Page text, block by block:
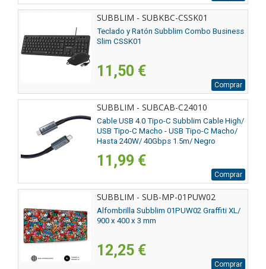
SUBBLIM - SUBKBC-CSSK01
Teclado y Ratón Subblim Combo Business
Slim CSSK01
11,50 €
Comprar
SUBBLIM - SUBCAB-C24010
Cable USB 4.0 Tipo-C Subblim Cable High/
USB Tipo-C Macho - USB Tipo-C Macho/
Hasta 240W/ 40Gbps 1.5m/ Negro
11,99 €
Comprar
SUBBLIM - SUB-MP-01PUW02
Alfombrilla Subblim 01PUW02 Graffiti XL/
900 x 400 x 3 mm
12,25 €
Comprar